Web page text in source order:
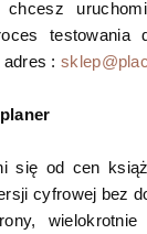
testowania
adres :
się od cen
cyfrowej bez